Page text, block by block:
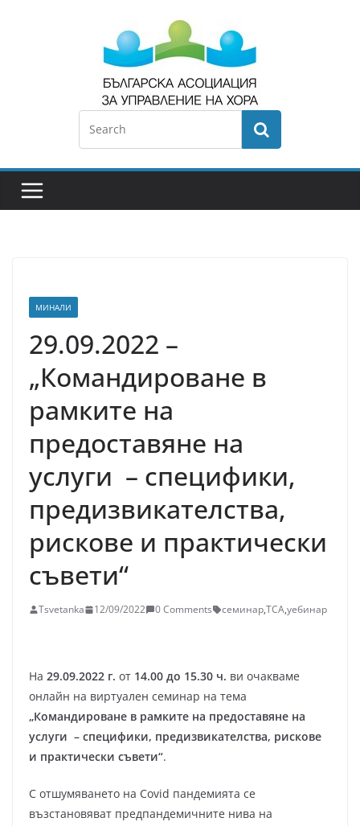
МИНАЛИ
29.09.2022 –
„Командироване в
рамките на
предоставяне на
услуги – специфики,
предизвикателства,
рискове и практически
съвети“
Tsvetanka 12/09/2022 0 Comments семинар,ТСА,уебинар
На 29.09.2022 г. от 14.00 до 15.30 ч. ви очакваме
онлайн на виртуален семинар на тема
„Командироване в рамките на предоставяне на
услуги – специфики, предизвикателства, рискове
и практически съвети“.
С отшумяването на Covid пандемията се
възстановяват предпандемичните нива на